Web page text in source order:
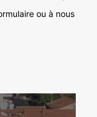
ou à nous